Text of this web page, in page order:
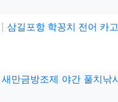
삼길포항 학꽁치 전어 카고